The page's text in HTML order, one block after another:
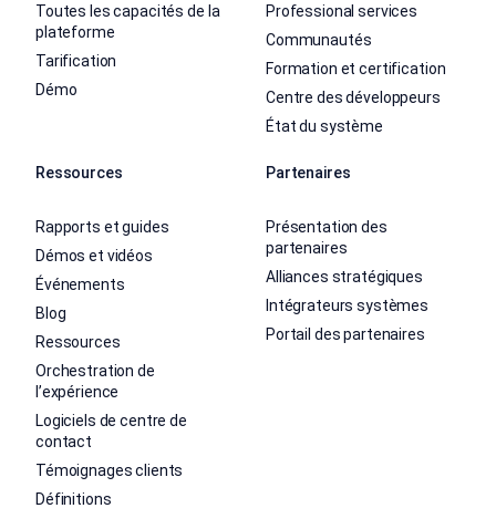
Toutes les capacités de la
plateforme
Tarification
Démo
Professional services
Communautés
Formation et certification
Centre des développeurs
État du système
Ressources
Rapports et guides
Démos et vidéos
Événements
Blog
Ressources
Orchestration de
l’expérience
Logiciels de centre de
contact
Témoignages clients
Définitions
Partenaires
Présentation des
partenaires
Alliances stratégiques
Intégrateurs systèmes
Portail des partenaires